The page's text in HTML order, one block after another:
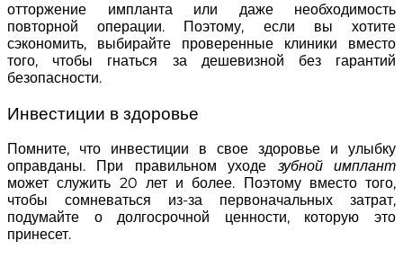
отторжение импланта или даже необходимость
повторной операции. Поэтому, если вы хотите
сэкономить, выбирайте проверенные клиники вместо
того, чтобы гнаться за дешевизной без гарантий
безопасности.
Инвестиции в здоровье
Помните, что инвестиции в свое здоровье и улыбку
оправданы. При правильном уходе зубной имплант
может служить 20 лет и более. Поэтому вместо того,
чтобы сомневаться из-за первоначальных затрат,
подумайте о долгосрочной ценности, которую это
принесет.